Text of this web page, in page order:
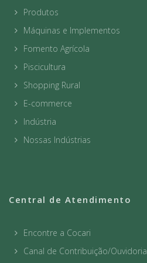
Produtos
Máquinas e Implementos
Fomento Agrícola
Piscicultura
Shopping Rural
E-commerce
Indústria
Nossas Indústrias
Central de Atendimento
Encontre a Cocari
Canal de Contribuição/Ouvidoria